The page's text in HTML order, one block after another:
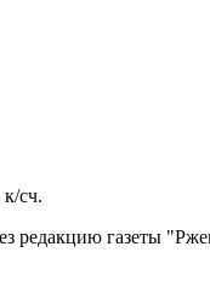
сч.
редакцию газеты